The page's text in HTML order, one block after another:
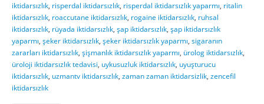
iktidarsızlık, risperdal iktidarsızlık, risperdal iktidarsızlık yaparmı, ritalin
iktidarsızlık, roaccutane iktidarsızlık, rogaine iktidarsızlık, ruhsal
iktidarsızlık, rüyada iktidarsızlık, şap iktidarsızlık, şap iktidarsızlık
yaparmı, şeker iktidarsızlık, şeker iktidarsızlık yaparmı, sigaranın
zararları iktidarsızlık, şişmanlık iktidarsızlık yaparmı, ürolog iktidarsızlık,
üroloji iktidarsızlık tedavisi, uykusuzluk iktidarsızlık, uyuşturucu
iktidarsızlık, uzmantv iktidarsızlık, zaman zaman iktidarsizlik, zencefil
iktidarsızlık